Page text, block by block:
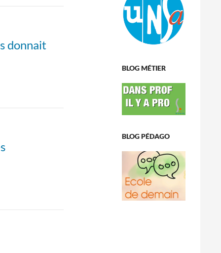
donnait
BLOG MÉTIER
BLOG PÉDAGO